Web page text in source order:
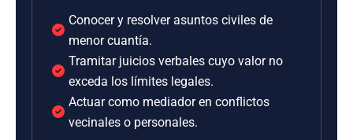
Conocer y resolver asuntos civiles de
menor cuantía.
Tramitar juicios verbales cuyo valor no
exceda los límites legales.
Actuar como mediador en conflictos
vecinales o personales.